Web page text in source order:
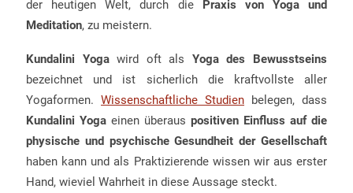
der heutigen Welt, durch die Praxis von Yoga und
Meditation, zu meistern.
Kundalini Yogawird oft als Yoga des Bewusstseins
bezeichnet und ist sicherlich die kraftvollste aller
Yogaformen. Wissenschaftliche Studien belegen, dass
Kundalini Yoga einen überaus positiven Einfluss auf die
physische und psychische Gesundheit der Gesellschaft
haben kann und als Praktizierende wissen wir aus erster
Hand, wieviel Wahrheit in diese Aussage steckt.